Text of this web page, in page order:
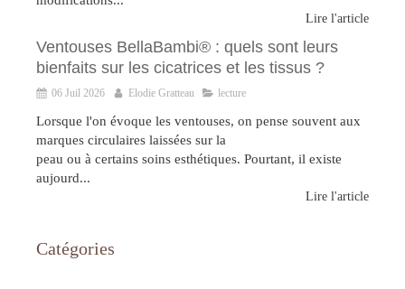
Lire l'article
Ventouses BellaBambi® : quels sont leurs
bienfaits sur les cicatrices et les tissus ?
06 Juil 2026 Elodie Gratteau lecture
Lorsque l'on évoque les ventouses, on pense souvent aux
marques circulaires laissées sur la
peau ou à certains soins esthétiques. Pourtant, il existe
aujourd...
Lire l'article
Catégories